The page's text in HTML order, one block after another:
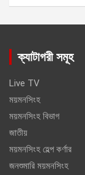
ক্যাটাগরী সমূহ
Live TV
ময়মনসিংহ
ময়মনসিংহ বিভাগ
জাতীয়
ময়মনসিংহ হেল্প কর্ণার
জনশুমারি ময়মনসিংহ